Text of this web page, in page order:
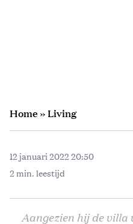
Home»Living
12 januari 2022 20:50
2 min. leestijd
Aangezien hij de villa